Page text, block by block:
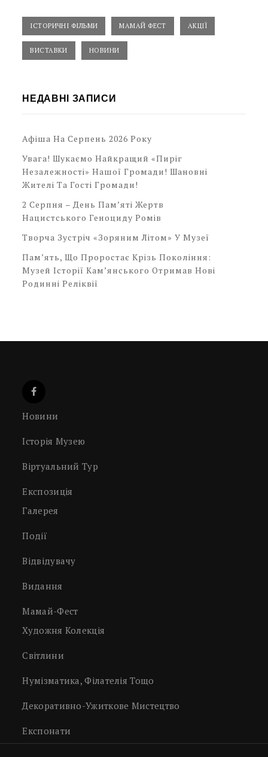
ІСТОРИЧНІ ФІЛЬМИ МАМАЙ ФЕСТ АКЦІЇ
ВИСТАВКИ НОВИНИ
НЕДАВНІ ЗАПИСИ
Афіша На Серпень 2026 Року
Увага! Шукаємо Найкращий «Пиріг
Незалежності» Нашої Громади! Шановні
Жителі Та Гості Громади!
2 Серпня – День Пам’яті Жертв
Нацистського Геноциду Ромів
Творча Зустріч «Зоряним Літом» У Музеї
Пам’ять, Що Проростає Крізь Покоління:
Музей Історії Кам’янського Отримав Нові
Родинні Реліквії
Новини
Історія Музею
Віртуальний Тур
Експозиція
Галерея
Події
Відвідувачу
Видання
Мамай-Фест
Художня Колекція
Світлини
Нумізматика, Філателія Тощо
Декоративно-Ужиткове Мистецтво
Експонати